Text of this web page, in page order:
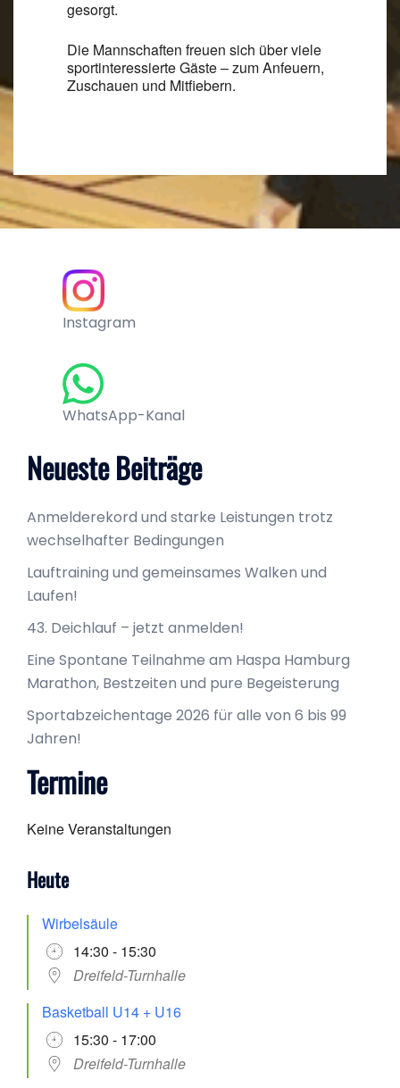
gesorgt.
Die Mannschaften freuen sich über viele
sportinteressierte Gäste – zum Anfeuern,
Zuschauen und Mitfiebern.
Instagram
WhatsApp-Kanal
Neueste Beiträge
Anmelderekord und starke Leistungen trotz
wechselhafter Bedingungen
Lauftraining und gemeinsames Walken und
Laufen!
43. Deichlauf – jetzt anmelden!
Eine Spontane Teilnahme am Haspa Hamburg
Marathon, Bestzeiten und pure Begeisterung
Sportabzeichentage 2026 für alle von 6 bis 99
Jahren!
Termine
Keine Veranstaltungen
Heute
Wirbelsäule
14:30 - 15:30
Dreifeld-Turnhalle
Basketball U14 + U16
15:30 - 17:00
Dreifeld-Turnhalle